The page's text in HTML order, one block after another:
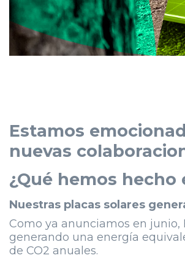
Estamos
nuevas
¿Qué hemos hecho
Nuestras placas solares
Como ya anunciamos en junio,
generando una energía
de CO2 anuales.